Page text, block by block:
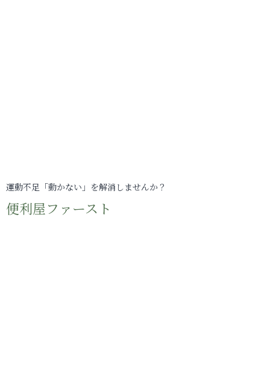
運動不足「動かない」を解消しませんか？
便利屋ファースト